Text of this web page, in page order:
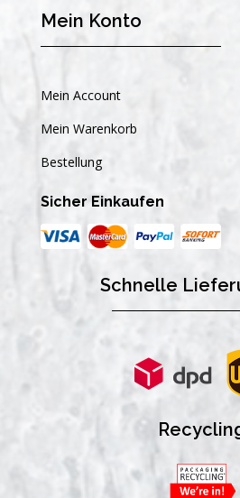
Mein Konto
Mein Account
Mein Warenkorb
Bestellung
Sicher Einkaufen
Schnelle